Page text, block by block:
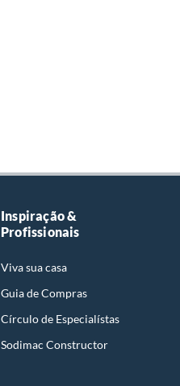
Inspiração &
Profissionais
Viva sua casa
Guia de Compras
Círculo de Especialístas
Sodimac Constructor